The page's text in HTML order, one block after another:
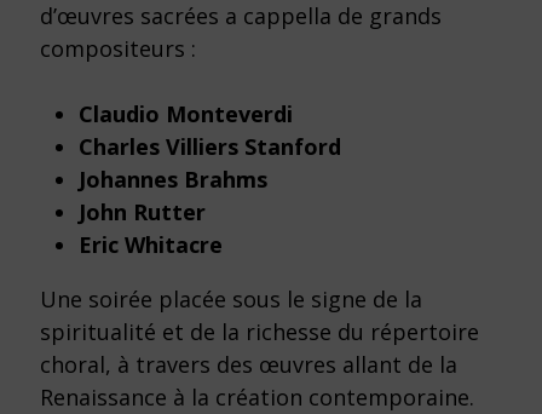
d’œuvres sacrées a cappella de grands
compositeurs :
Claudio Monteverdi
Charles Villiers Stanford
Johannes Brahms
John Rutter
Eric Whitacre
Une soirée placée sous le signe de la
spiritualité et de la richesse du répertoire
choral, à travers des œuvres allant de la
Renaissance à la création contemporaine.